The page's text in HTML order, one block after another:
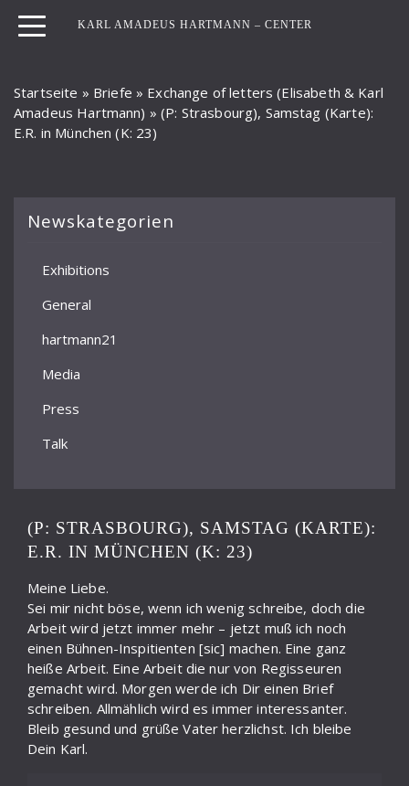
KARL AMADEUS HARTMANN – CENTER
Startseite » Briefe » Exchange of letters (Elisabeth & Karl
Amadeus Hartmann) »(P: Strasbourg), Samstag (Karte):
E.R. in München (K: 23)
Newskategorien
Exhibitions
General
hartmann21
Media
Press
Talk
(P: STRASBOURG), SAMSTAG (KARTE):
E.R. IN MÜNCHEN (K: 23)
Meine Liebe.
Sei mir nicht böse, wenn ich wenig schreibe, doch die
Arbeit wird jetzt immer mehr – jetzt muß ich noch
einen Bühnen-Inspitienten [sic] machen. Eine ganz
heiße Arbeit. Eine Arbeit die nur von Regisseuren
gemacht wird. Morgen werde ich Dir einen Brief
schreiben. Allmählich wird es immer interessanter.
Bleib gesund und grüße Vater herzlichst. Ich bleibe
Dein Karl.